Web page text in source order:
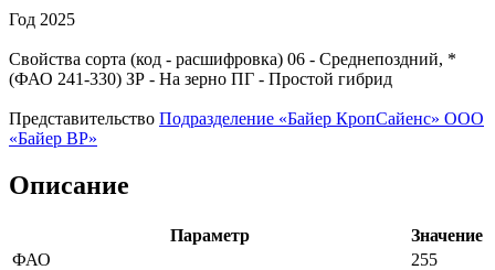
Год 2025
Свойства сорта (код - расшифровка) 06 - Среднепоздний, *
(ФАО 241-330) ЗР - На зерно ПГ - Простой гибрид
Представительство Подразделение «Байер КропСайенс» ООО
«Байер ВР»
Описание
Параметр
Значение
ФАО
255